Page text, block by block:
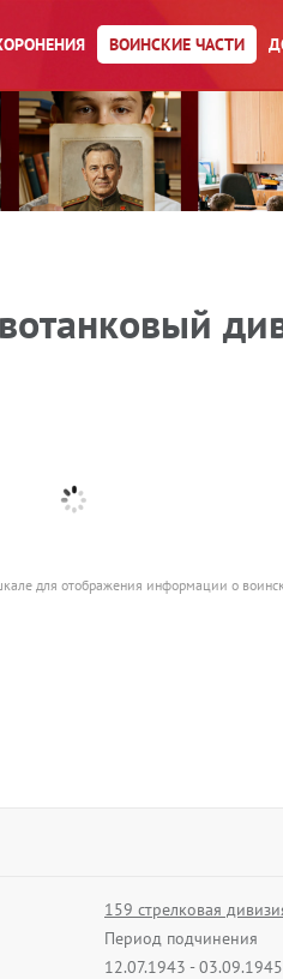
ВОИНСКИЕ ЧАСТИ
для отображения информации о
159 стрелковая
Период подчинения
12.07.1943 - 03.09.1945